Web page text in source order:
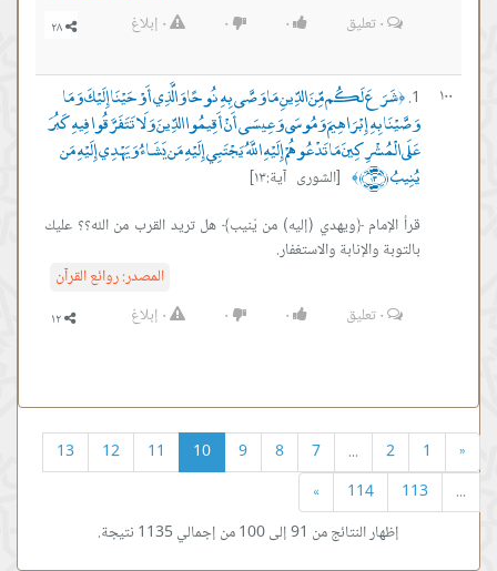
٠تعليق ٠ ٠ ٠ إبلاغ
١٠٠ ﴿شَرَعَ لَكُم مِّنَ الدِّينِ مَا وَصَّى بِهِ نُوحًا وَالَّذِي أَوْحَيْنَا إِلَيْكَ وَمَا
وَصَّيْنَا بِهِ إِبْرَاهِيمَ وَمُوسَى وَعِيسَى أَنْ أَقِيمُوا الدِّينَ وَلَا تَتَفَرَّقُوا فِيهِ كَبُرَ
عَلَى الْمُشْرِكِينَ مَا تَدْعُوهُمْ إِلَيْهِ اللَّهُ يَجْتَبِي إِلَيْهِ مَن يَشَاءُ وَيَهْدِي إِلَيْهِ مَن
يُنِيبُ ﴿١٣﴾ ﴾
[الشورى آية:١٣]
قرأ الإمام ﴿ويهدي (إليه) من يُنيب﴾ هل تريد القرب من الله؟؟ عليك
بالتوبة والإنابة والاستغفار.
المصدر:روائع القرآن
٠تعليق ٠ ٠ ٠ إبلاغ
«
1
2
...
7
8
9
10
11
12
13
...
113
114
»
إظهار النتائج من 91 إلى 100 من إجمالي 1135 نتيجة.